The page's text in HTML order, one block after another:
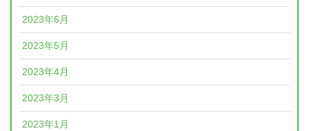
2023年6月
2023年5月
2023年4月
2023年3月
2023年1月